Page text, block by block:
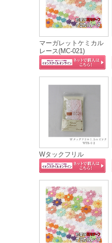
マーガレットケミカル
レース(MC‐021)
Wタックフリル